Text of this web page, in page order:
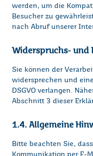
werden, um die
Besucher zu
nach Abruf unserer
Widerspruchs- und
Sie können der
widersprechen und
DSGVO verlangen.
Abschnitt 3 dieser
1.4. Allgemeine
Bitte beachten Sie,
Kommunikation per E-